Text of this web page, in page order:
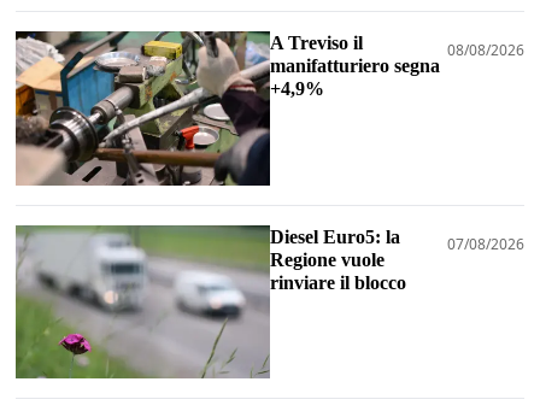
A Treviso il
manifatturiero segna
+4,9%
08/08/2026
Diesel Euro5: la
Regione vuole
rinviare il blocco
07/08/2026